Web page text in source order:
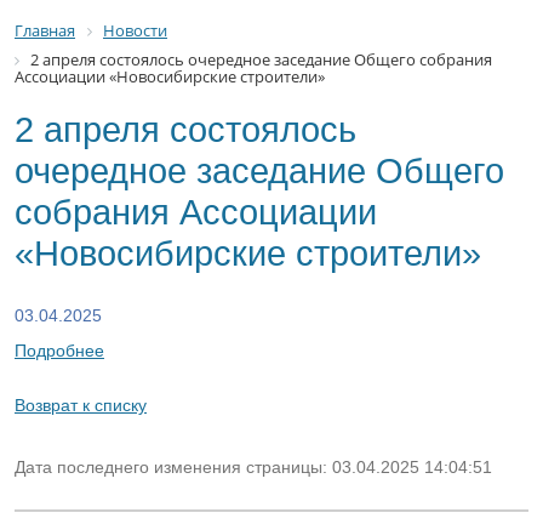
Главная
Новости
2 апреля состоялось очередное заседание Общего собрания
Ассоциации «Новосибирские строители»
2 апреля состоялось
очередное заседание Общего
собрания Ассоциации
«Новосибирские строители»
03.04.2025
Подробнее
Возврат к списку
Дата последнего изменения страницы: 03.04.2025 14:04:51